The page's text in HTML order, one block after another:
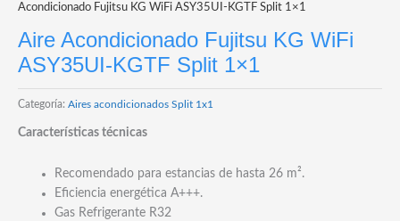
Acondicionado Fujitsu KG WiFi ASY35UI-KGTF Split 1×1
Aire Acondicionado Fujitsu KG WiFi
ASY35UI-KGTF Split 1×1
Categoría: Aires acondicionados Split 1x1
Características técnicas
Recomendado para estancias de hasta 26 m².
Eficiencia energética A+++.
Gas Refrigerante R32